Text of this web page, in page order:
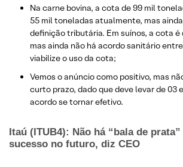
Na carne bovina, a cota de 99 mil
55 mil toneladas atualmente, mas
definição tributária. Em suínos, a cota é
mas ainda não há acordo sanitário
viabilize o uso da cota;
Vemos o anúncio como positivo, mas
curto prazo, dado que deve levar de 03
acordo se tornar efetivo.
Itaú (ITUB4): Não há “bala de
sucesso no futuro, diz CEO